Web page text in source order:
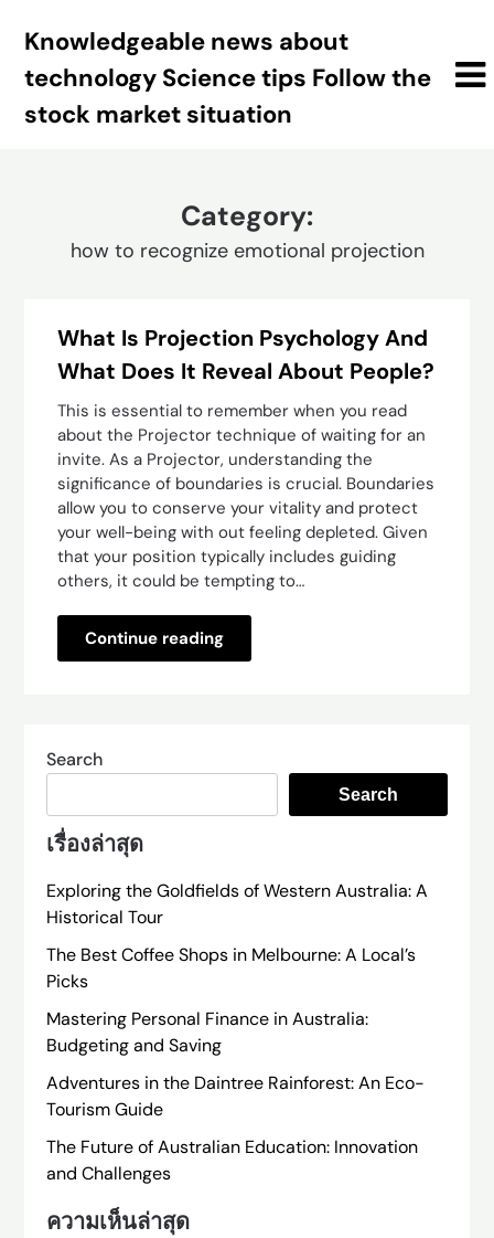
Knowledgeable news about
technology Science tips Follow the
stock market situation
Category:
how to recognize emotional projection
What Is Projection Psychology And
What Does It Reveal About People?
This is essential to remember when you read
about the Projector technique of waiting for an
invite. As a Projector, understanding the
significance of boundaries is crucial. Boundaries
allow you to conserve your vitality and protect
your well-being with out feeling depleted. Given
that your position typically includes guiding
others, it could be tempting to…
Continue reading
Search
Search
เรื่องล่าสุด
Exploring the Goldfields of Western Australia: A
Historical Tour
The Best Coffee Shops in Melbourne: A Local’s
Picks
Mastering Personal Finance in Australia:
Budgeting and Saving
Adventures in the Daintree Rainforest: An Eco-
Tourism Guide
The Future of Australian Education: Innovation
and Challenges
ความเห็นล่าสุด